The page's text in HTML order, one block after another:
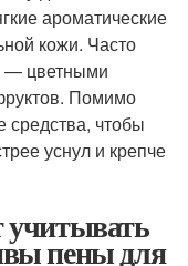
ароматические
кожи. Часто
— цветными
Помимо
средства, чтобы
уснул и крепче
учитывать
пены для